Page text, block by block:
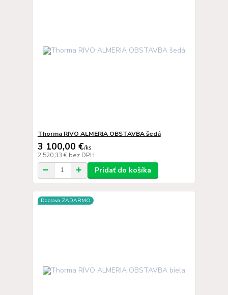
Thorma RIVO ALMERIA OBSTAVBA šedá
3 100,00 €/ks
2 520,33 € bez DPH
Pridať do košíka
Doprava ZADARMO